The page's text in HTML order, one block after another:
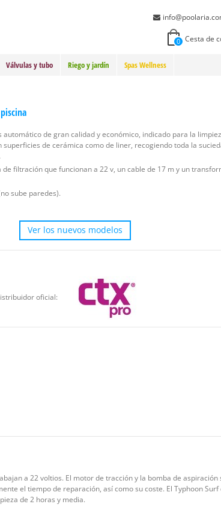
0 Cesta de
Válvulas y tubo Riego y jardín Spas Wellness
automático de gran calidad y económico, indicado para la
superficies de cerámica como de liner, recogiendo toda la
filtración que funcionan a 22 v, un cable de 17 m y un
sube paredes).
Ver los nuevos modelos
oficial:
a 22 voltios. El motor de tracción y la bomba de aspiración
el tiempo de reparación, así como su coste. El Typhoon
de 2 horas y media.